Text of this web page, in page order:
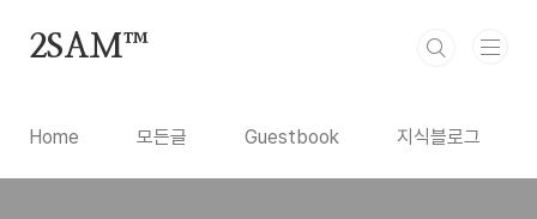
2SAM™
Home 모든글 Guestbook 지식블로그